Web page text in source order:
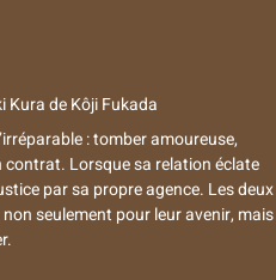
KuradeKôji Fukada
: tomber amoureuse,
contrat. Lorsque sa relation éclate
par sa propre agence. Les deux
seulement pour leur avenir, mais